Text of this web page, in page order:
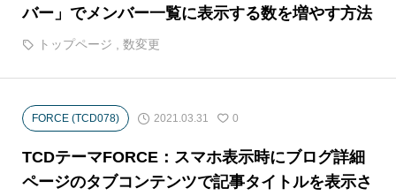
バー」でメンバー一覧に表示する数を増やす方法
トップページ , 数変更
FORCE (TCD078) 2021.03.31 0
TCDテーマFORCE：スマホ表示時にブログ詳細
ページのタブコンテンツで記事タイトルを表示さ